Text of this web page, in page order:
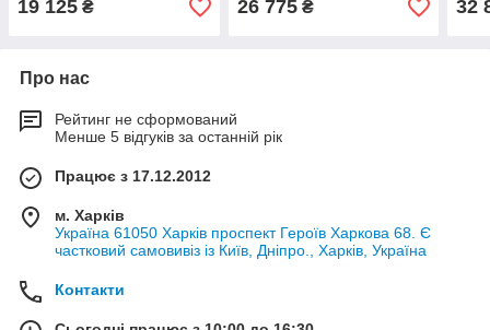
19 125 ₴ 26 775₴ 32
Про нас
Рейтинг не сформований
Менше 5 відгуків за останній рік
Працює з 17.12.2012
м. Харків
Україна 61050 Харків проспект Героїв Харкова 68. Є
частковий самовивіз із Київ, Дніпро., Харків, Україна
Контакти